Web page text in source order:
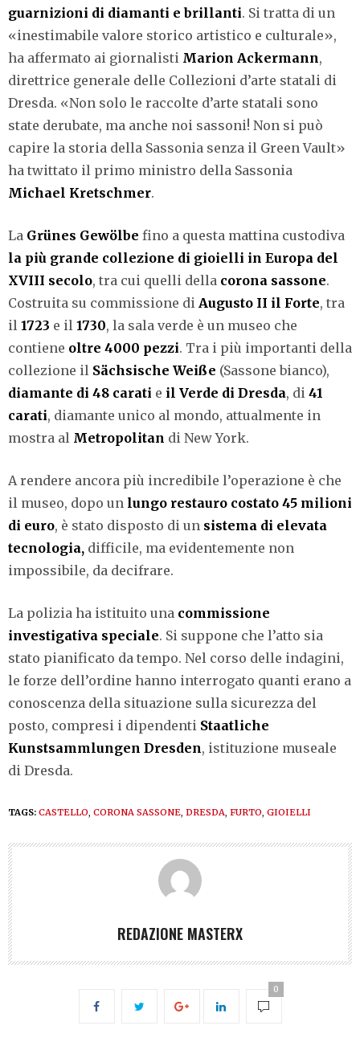
guarnizioni di diamanti e brillanti. Si tratta di un
«inestimabile valore storico artistico e culturale»,
ha affermato ai giornalisti Marion Ackermann,
direttrice generale delle Collezioni d’arte statali di
Dresda. «Non solo le raccolte d’arte statali sono
state derubate, ma anche noi sassoni! Non si può
capire la storia della Sassonia senza il Green Vault»
ha twittato il primo ministro della Sassonia
Michael Kretschmer.
La Grünes Gewölbe fino a questa mattina custodiva
la più grande collezione di gioielli in Europa del
XVIII secolo, tra cui quelli della corona sassone.
Costruita su commissione di Augusto II il Forte, tra
il 1723 e il 1730, la sala verde è un museo che
contiene oltre 4000 pezzi. Tra i più importanti della
collezione il Sächsische Weiße (Sassone bianco),
diamante di 48 carati e il Verde di Dresda, di 41
carati, diamante unico al mondo, attualmente in
mostra al Metropolitan di New York.
A rendere ancora più incredibile l’operazione è che
il museo, dopo un lungo restauro costato 45 milioni
di euro, è stato disposto di un sistema di elevata
tecnologia, difficile, ma evidentemente non
impossibile, da decifrare.
La polizia ha istituito una commissione
investigativa speciale. Si suppone che l’atto sia
stato pianificato da tempo. Nel corso delle indagini,
le forze dell’ordine hanno interrogato quanti erano a
conoscenza della situazione sulla sicurezza del
posto, compresi i dipendenti Staatliche
Kunstsammlungen Dresden, istituzione museale
di Dresda.
TAGS: CASTELLO, CORONA SASSONE, DRESDA, FURTO, GIOIELLI
REDAZIONE MASTERX
0